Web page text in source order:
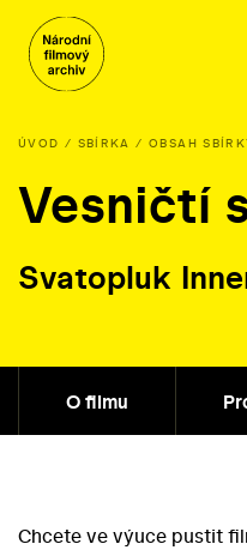
ÚVOD SBÍRKA OBSAH
Vesničtí
Svatopluk
O filmu
Chcete ve výuce pustit